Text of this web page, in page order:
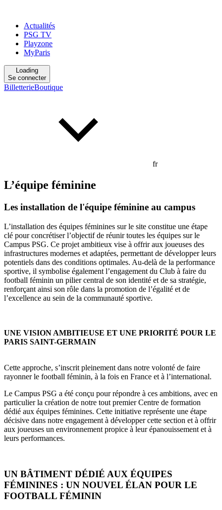
Actualités
PSG TV
Playzone
MyParis
Loading
Se connecter
BilletterieBoutique
fr
L’équipe féminine
Les installation de l'équipe féminine au campus
L’installation des équipes féminines sur le site constitue une étape
clé pour concrétiser l’objectif de réunir toutes les équipes sur le
Campus PSG. Ce projet ambitieux vise à offrir aux joueuses des
infrastructures modernes et adaptées, permettant de développer leurs
potentiels dans des conditions optimales. Au-delà de la performance
sportive, il symbolise également l’engagement du Club à faire du
football féminin un pilier central de son identité et de sa stratégie,
renforçant ainsi son rôle dans la promotion de l’égalité et de
l’excellence au sein de la communauté sportive.
UNE VISION AMBITIEUSE ET UNE PRIORITÉ POUR LE
PARIS SAINT-GERMAIN
Cette approche, s’inscrit pleinement dans notre volonté de faire
rayonner le football féminin, à la fois en France et à l’international.
Le Campus PSG a été conçu pour répondre à ces ambitions, avec en
particulier la création de notre tout premier Centre de formation
dédié aux équipes féminines. Cette initiative représente une étape
décisive dans notre engagement à développer cette section et à offrir
aux joueuses un environnement propice à leur épanouissement et à
leurs performances.
UN BÂTIMENT DÉDIÉ AUX ÉQUIPES
FÉMININES : UN NOUVEL ÉLAN POUR LE
FOOTBALL FÉMININ